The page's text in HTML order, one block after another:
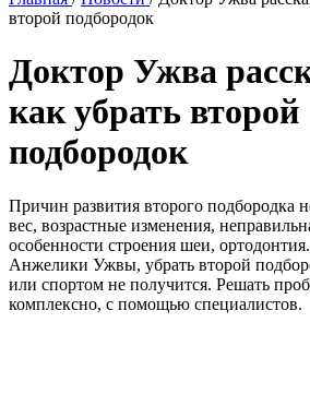
второй подбородок
Доктор Ужва
как убрать второй
подбородок
Причин развития второго подбородка
вес, возрастные изменения,
особенности строения шеи,
Анжелики Ужвы, убрать второй
или спортом не получится. Решать
комплексно, с помощью специалистов.